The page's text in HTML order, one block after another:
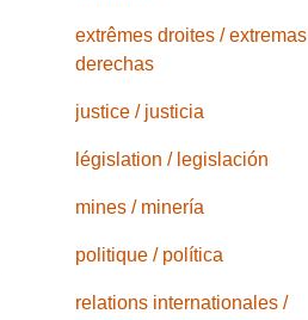
extrêmes droites / extremas
derechas
justice / justicia
législation / legislación
mines / minería
politique / política
relations internationales /